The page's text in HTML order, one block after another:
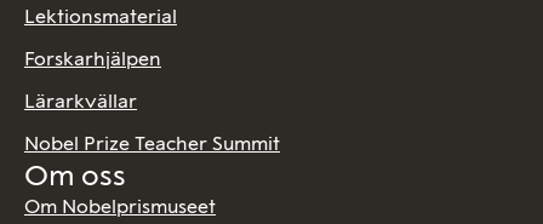
Lektionsmaterial
Forskarhjälpen
Lärarkvällar
Nobel Prize Teacher Summit
Om oss
Om Nobelprismuseet